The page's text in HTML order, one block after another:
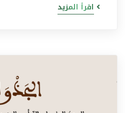
اقرأ المزيد